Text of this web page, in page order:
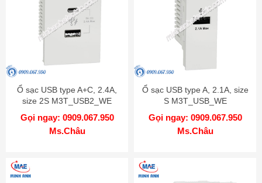
Ổ sạc USB type A+C, 2.4A,
size 2S M3T_USB2_WE
Gọi ngay: 0909.067.950
Ms.Châu
Ổ sạc USB type A, 2.1A, size
S M3T_USB_WE
Gọi ngay: 0909.067.950
Ms.Châu